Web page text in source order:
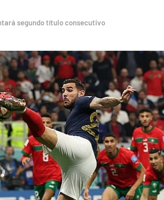
segundo título consecutivo